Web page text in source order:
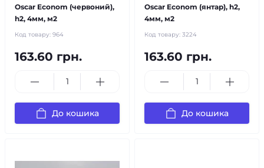
Oscar Econom (червоний),
h2, 4мм, м2
Код товару: 964
163.60 грн.
До кошика
Oscar Econom (янтар), h2,
4мм, м2
Код товару: 3224
163.60 грн.
До кошика